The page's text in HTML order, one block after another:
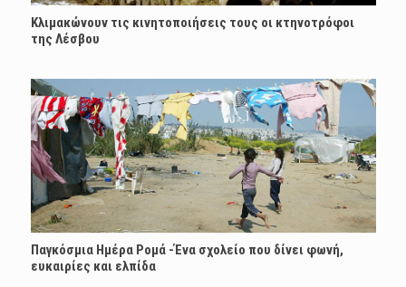
Κλιμακώνουν τις κινητοποιήσεις τους οι κτηνοτρόφοι
της Λέσβου
Παγκόσμια Ημέρα Ρομά -Ένα σχολείο που δίνει φωνή,
ευκαιρίες και ελπίδα